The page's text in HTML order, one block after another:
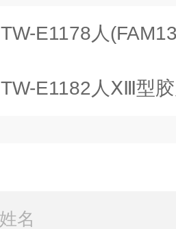
TW-E1178人
TW-E1182人ⅩⅢ型胶原